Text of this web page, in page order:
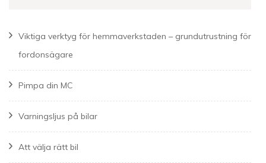
Viktiga verktyg för hemmaverkstaden – grundutrustning för
fordonsägare
Pimpa din MC
Varningsljus på bilar
Att välja rätt bil